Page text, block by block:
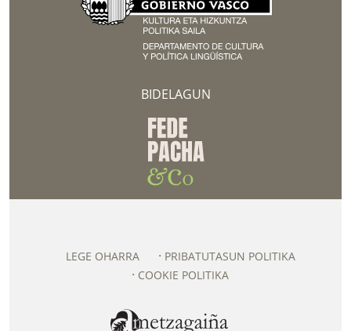
BIDELAGUN
LEGE OHARRA
PRIBATUTASUN POLITIKA
COOKIE POLITIKA